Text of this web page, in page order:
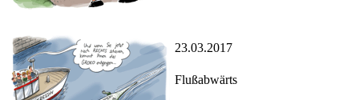
23.03.2017
Flußabwärts